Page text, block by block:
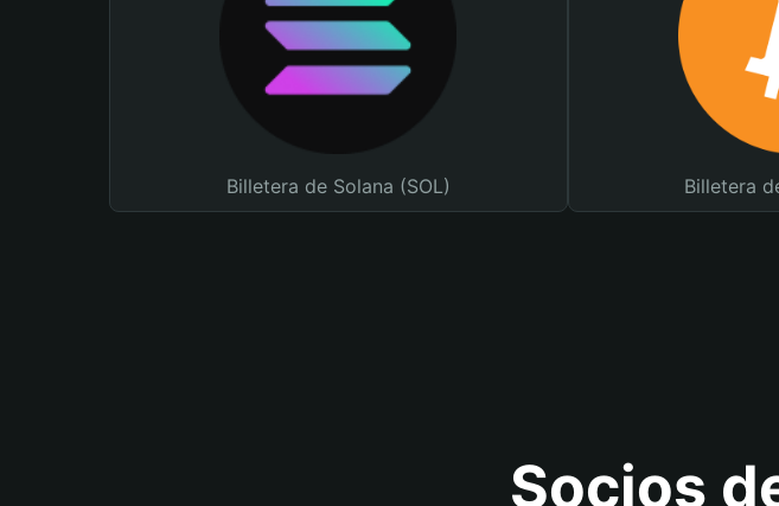
Billetera de Solana (SOL) Billetera
Socios